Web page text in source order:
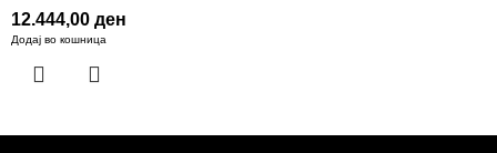
12.444,00 ден
Додај во кошница